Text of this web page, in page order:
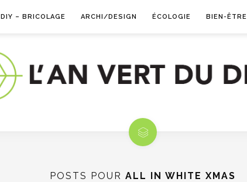
DIY – BRICOLAGE ARCHI/DESIGN ÉCOLOGIE BIEN-ÊTRE
POSTS POUR ALL IN WHITE XMAS